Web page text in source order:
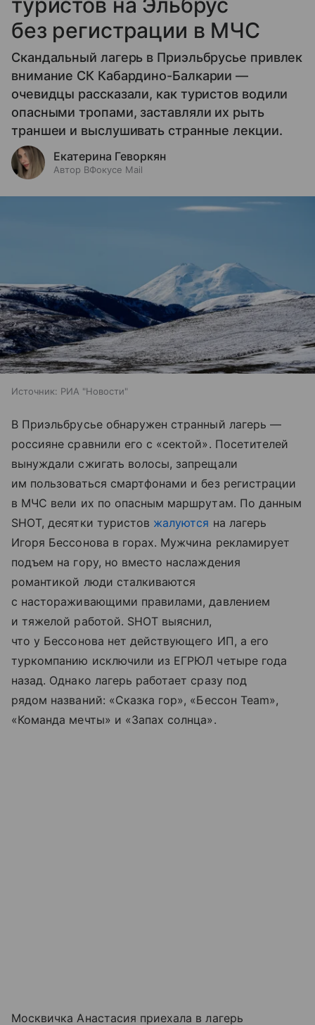
без регистрации в МЧС
Скандальный лагерь в Приэльбрусье привлек
внимание СК Кабардино-Балкарии —
очевидцы рассказали, как туристов водили
опасными тропами, заставляли их рыть
траншеи и выслушивать странные лекции.
Екатерина Геворкян
Автор ВФокусе Mail
Источник: РИА "Новости"
В Приэльбрусье обнаружен странный лагерь —
россияне сравнили его с «сектой». Посетителей
вынуждали сжигать волосы, запрещали
им пользоваться смартфонами и без регистрации
в МЧС вели их по опасным маршрутам. По данным
SHOT, десятки туристов жалуются на лагерь
Игоря Бессонова в горах. Мужчина рекламирует
подъем на гору, но вместо наслаждения
романтикой люди сталкиваются
с настораживающими правилами, давлением
и тяжелой работой. SHOT выяснил,
что у Бессонова нет действующего ИП, а его
туркомпанию исключили из ЕГРЮЛ четыре года
назад. Однако лагерь работает сразу под
рядом названий: «Сказка гор», «Бессон Team»,
«Команда мечты» и «Запах солнца».
Москвичка Анастасия приехала в лагерь